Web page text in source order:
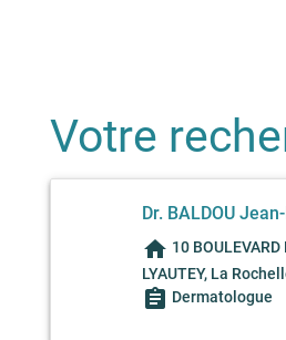
Votre
Dr. BALDOU
home 10
LYAUTEY, La
assignment Dermatologue